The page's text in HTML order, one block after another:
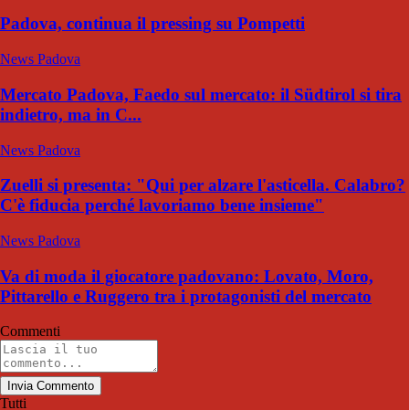
Padova, continua il pressing su Pompetti
News Padova
Mercato Padova, Faedo sul mercato: il Südtirol si tira
indietro, ma in C...
News Padova
Zuelli si presenta: "Qui per alzare l'asticella. Calabro?
C'è fiducia perché lavoriamo bene insieme"
News Padova
Va di moda il giocatore padovano: Lovato, Moro,
Pittarello e Ruggero tra i protagonisti del mercato
Commenti
Invia Commento
Tutti